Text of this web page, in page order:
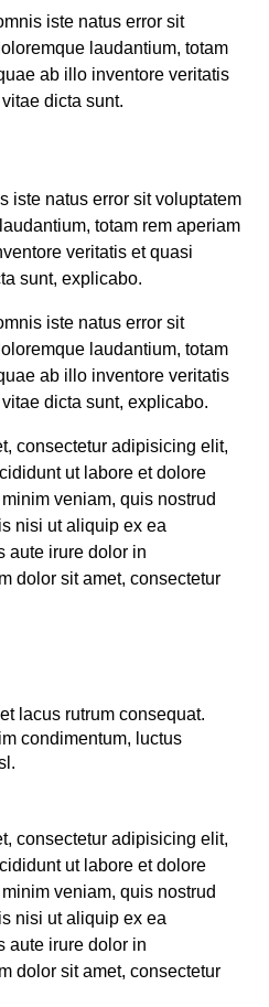
iste natus error sit
laudantium, totam
ab illo inventore veritatis
dicta sunt.
iste natus error sit voluptatem
totam rem aperiam
veritatis et quasi
sunt, explicabo.
iste natus error sit
laudantium, totam
ab illo inventore veritatis
dicta sunt, explicabo.
consectetur adipisicing elit,
ut labore et dolore
veniam, quis nostrud
nisi ut aliquip ex ea
aute irure dolor in
dolor sit amet, consectetur
lacus rutrum consequat.
condimentum, luctus
consectetur adipisicing elit,
ut labore et dolore
veniam, quis nostrud
nisi ut aliquip ex ea
aute irure dolor in
dolor sit amet, consectetur